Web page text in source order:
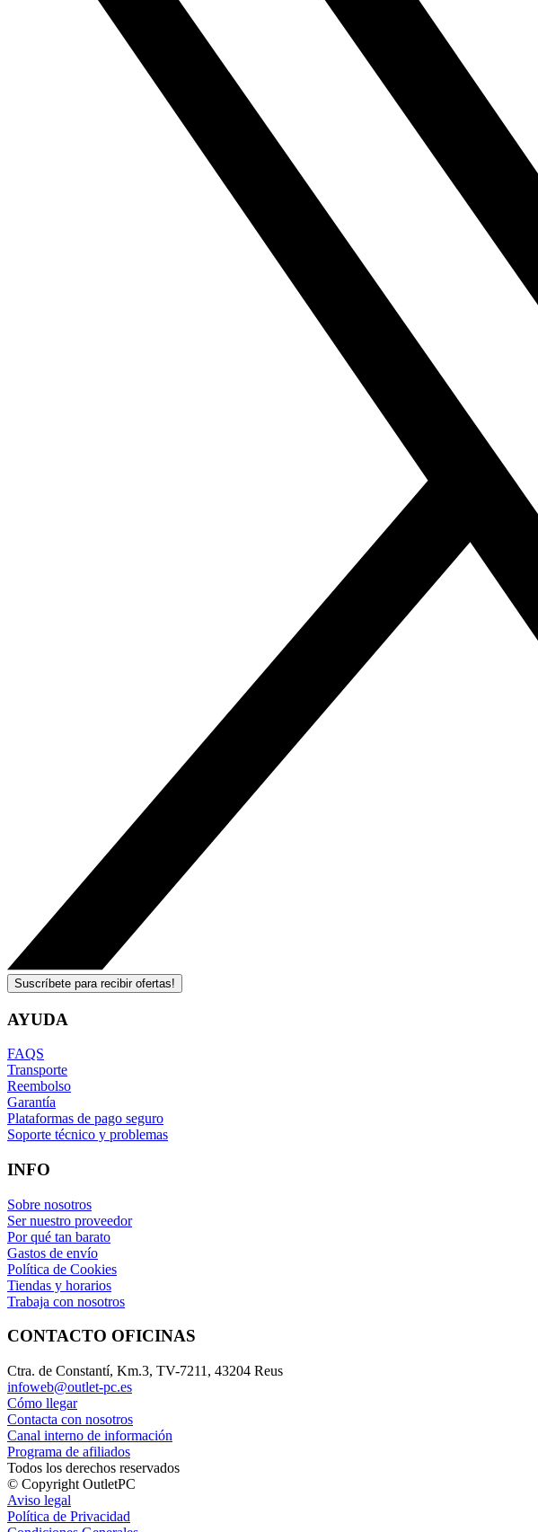
Suscríbete para recibir ofertas!
AYUDA
FAQS
Transporte
Reembolso
Garantía
Plataformas de pago seguro
Soporte técnico y problemas
INFO
Sobre nosotros
Ser nuestro proveedor
Por qué tan barato
Gastos de envío
Política de Cookies
Tiendas y horarios
Trabaja con nosotros
CONTACTO OFICINAS
Ctra. de Constantí, Km.3, TV-7211, 43204 Reus
infoweb@outlet-pc.es
Cómo llegar
Contacta con nosotros
Canal interno de información
Programa de afiliados
Todos los derechos reservados
© Copyright OutletPC
Aviso legal
Política de Privacidad